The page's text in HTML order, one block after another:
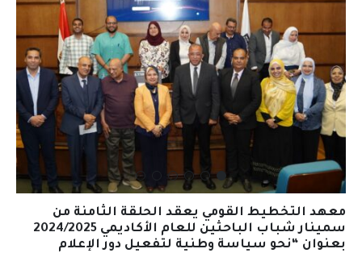
معهد التخطيط القومي يعقد الحلقة الثامنة من
سمينار شباب الباحثين للعام الأكاديمي 2024/2025
بعنوان “نحو سياسة وطنية لتفعيل دور الإعلام